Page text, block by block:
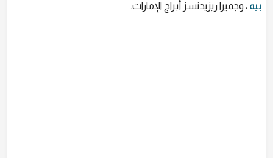
بيه ، وجميرا ريزيدنسز أبراج الإمارات.